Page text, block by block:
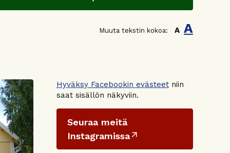
Muuta tekstin kokoa: A A
Hyväksy Facebookin evästeet niin
saat sisällön näkyviin.
Seuraa meitä
Instagramissa